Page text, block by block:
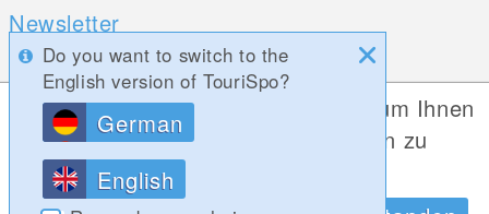
Newsletter
Umfragen
Mobile Apps Social Web
Do you want to switch to the
English version of TouriSpo?
German
English
Diese Website verwendet Cookies, um Ihnen
die bestmögliche Funktionalität bieten zu
können.